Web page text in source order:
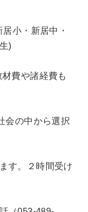
小・新居中・
)
費や諸経費も
会の中から選択
す。２時間受け